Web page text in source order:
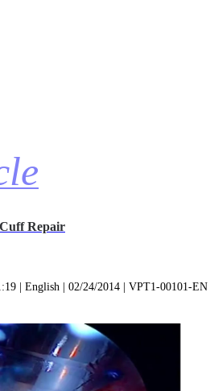
Repair
| English | 02/24/2014 | VPT1-00101-EN